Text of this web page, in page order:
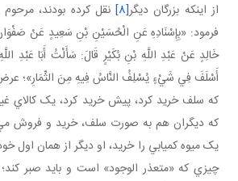
از اينکه بزرگان ديگر[8] نقل کرده بودند،
فرمود: «بِإِسْنَادِهِ عَنِ الْحُسَيْنِ بْنِ سَعِيدٍ عَنْ
خَالِدٍ عَنْ عَبْدِ اللَّهِ بْنِ بُكَيْرٍ قَالَ: سَأَلْتُ أَبَا عَبْدِ
أَسْلَفَ فِي شَيْ‌ءٍ يُسْلِفُ النَّاسُ فِيهِ مِنَ الثِّمَارِ»؛
که سلف خريد کرد، پيش خريد کرد، يک کالاي
که ديگران هم به صورت سلف، خريد و فروش
يک ميوه کميابي را خريد، او ديگر از همان اول
چيزي که «متعذر الوجود» است و بايد صبر